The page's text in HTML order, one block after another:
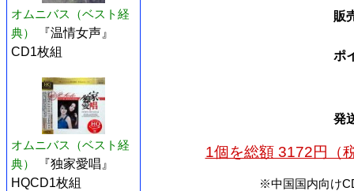
オムニバス（ベスト経
典）
『温情女声』
CD1枚組
オムニバス（ベスト経
典）
『独家愛唱』
HQCD1枚組
販
ポ
発
1個を総額 3172円（
※中国国内向け